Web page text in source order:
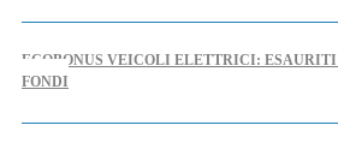
ECOBONUS VEICOLI ELETTRICI:
FONDI